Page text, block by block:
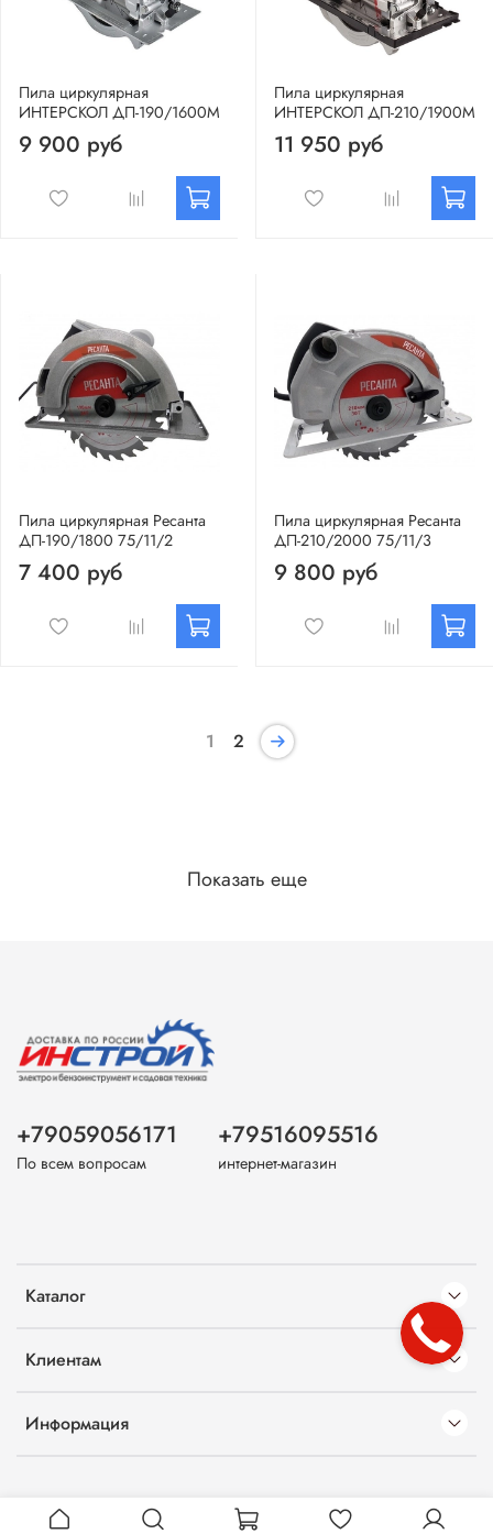
Пила циркулярная
ИНТЕРСКОЛ ДП-190/1600М
9 900 руб
Пила циркулярная
ИНТЕРСКОЛ ДП-210/1900М
11 950 руб
Пила циркулярная Ресанта
ДП-190/1800 75/11/2
7 400 руб
Пила циркулярная Ресанта
ДП-210/2000 75/11/3
9 800 руб
1 2
Показать еще
Каталог
Клиентам
Информация
+79059056171
По всем вопросам
+79516095516
интернет-магазин